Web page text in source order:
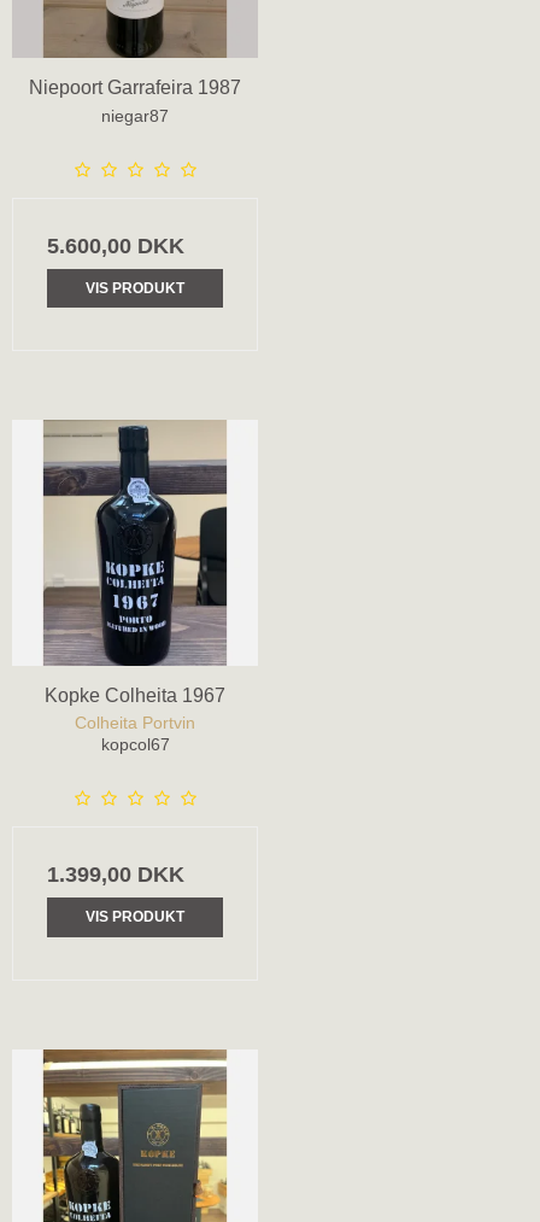
Niepoort Garrafeira 1987
niegar87
5.600,00 DKK
VIS PRODUKT
Kopke Colheita 1967
Colheita Portvin
kopcol67
1.399,00 DKK
VIS PRODUKT